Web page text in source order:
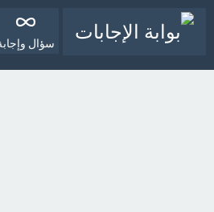
سؤال